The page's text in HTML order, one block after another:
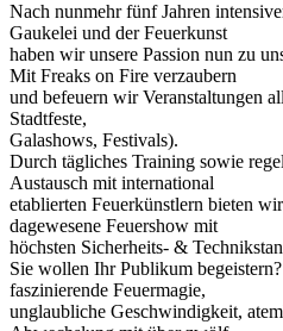
Nach nunmehr fünf Jahren
Gaukelei und der Feuerkunst
haben wir unsere Passion nun zu
Mit Freaks on Fire verzaubern
und befeuern wir Veranstaltungen
Stadtfeste,
Galashows, Festivals).
Durch tägliches Training sowie
Austausch mit international
etablierten Feuerkünstlern bieten
dagewesene Feuershow mit
höchsten Sicherheits- &
Sie wollen Ihr Publikum
faszinierende Feuermagie,
unglaubliche Geschwindigkeit,